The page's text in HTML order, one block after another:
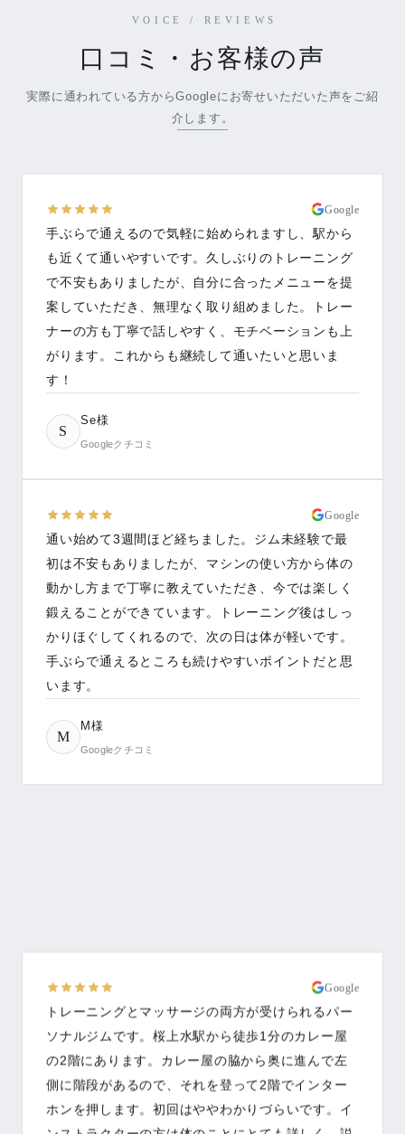
VOICE / REVIEWS
口コミ・お客様の声
実際に通われている方からGoogleにお寄せいただいた声をご紹
介します。
Google
手ぶらで通えるので気軽に始められますし、駅から
も近くて通いやすいです。久しぶりのトレーニング
で不安もありましたが、自分に合ったメニューを提
案していただき、無理なく取り組めました。トレー
ナーの方も丁寧で話しやすく、モチベーションも上
がります。これからも継続して通いたいと思いま
す！
S
Se様
Googleクチコミ
Google
通い始めて3週間ほど経ちました。ジム未経験で最
初は不安もありましたが、マシンの使い方から体の
動かし方まで丁寧に教えていただき、今では楽しく
鍛えることができています。トレーニング後はしっ
かりほぐしてくれるので、次の日は体が軽いです。
手ぶらで通えるところも続けやすいポイントだと思
います。
M
M様
Googleクチコミ
明が分かりやすいです。筋肉の動かし方、体の不調
を整える方法、痩せるための食事のアドバイスをい
ただき、順調に体重減少し、体も整って来ました。
運動もマッサージも両方受けたい、体が固くて普通
のジムではうまくできなかったという人にお勧めし
ます。